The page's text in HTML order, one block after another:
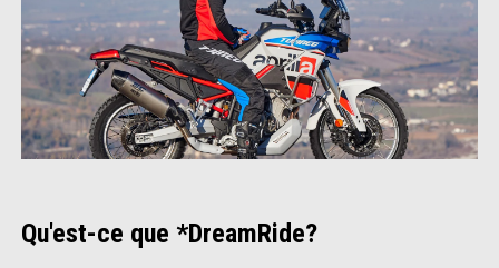
Qu'est-ce que *DreamRide?